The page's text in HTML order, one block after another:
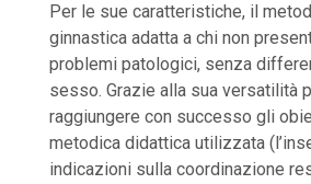
Per le sue caratteristiche, il
ginnastica adatta a chi non
problemi patologici, senza
sesso. Grazie alla sua versatilità
raggiungere con successo gli
metodica didattica utilizzata
indicazioni sulla coordinazione